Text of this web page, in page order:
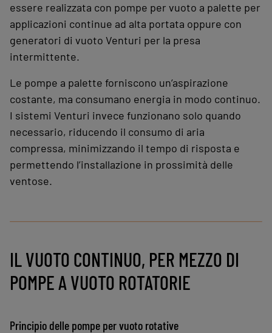
essere realizzata con pompe per vuoto a palette per
applicazioni continue ad alta portata oppure con
generatori di vuoto Venturi per la presa
intermittente.
Le pompe a palette forniscono un’aspirazione
costante, ma consumano energia in modo continuo.
I sistemi Venturi invece funzionano solo quando
necessario, riducendo il consumo di aria
compressa, minimizzando il tempo di risposta e
permettendo l’installazione in prossimità delle
ventose.
IL VUOTO CONTINUO, PER MEZZO DI
POMPE A VUOTO ROTATORIE
Principio delle pompe per vuoto rotative